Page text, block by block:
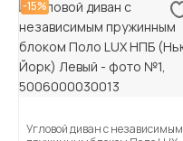
-15%
Угловой диван с независимым